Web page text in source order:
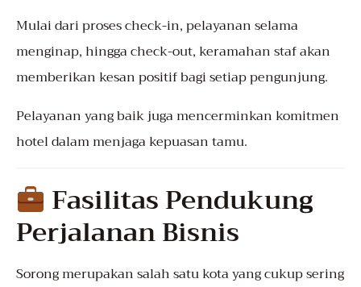
Mulai dari proses check-in, pelayanan selama
menginap, hingga check-out, keramahan staf akan
memberikan kesan positif bagi setiap pengunjung.
Pelayanan yang baik juga mencerminkan komitmen
hotel dalam menjaga kepuasan tamu.
Fasilitas Pendukung
Perjalanan Bisnis
Sorong merupakan salah satu kota yang cukup sering